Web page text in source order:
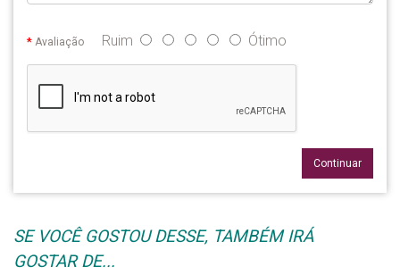
Avaliação Ruim Ótimo
Continuar
SE VOCÊ GOSTOU DESSE, TAMBÉM IRÁ
GOSTAR DE...